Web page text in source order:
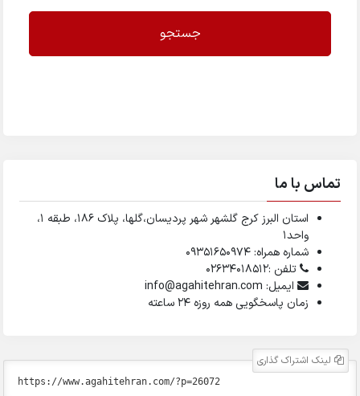
جستجو
تماس با ما
استان البرز کرج گلشهر شهر پردیسان،گلها، پلاک ۱۸۶، طبقه ۱،
واحد1
شماره همراه: 09351650974
تلفن :02634018512
ایمیل: info@agahitehran.com
زمان پاسخگویی همه روزه 24 ساعته
لینک اشتراک گذاری